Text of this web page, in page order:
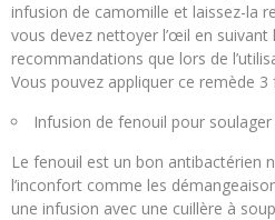
infusion de camomille et laissez-la
vous devez nettoyer l’œil en suivant
recommandations que lors de
Vous pouvez appliquer ce remède
Infusion de fenouil pour soulager
Le fenouil est un bon antibactérien
l’inconfort comme les
une infusion avec une cuillère à